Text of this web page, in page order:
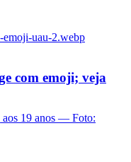
com emoji; veja